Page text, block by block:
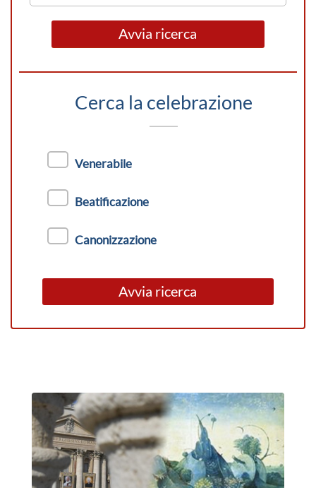
Avvia ricerca
Cerca la celebrazione
Venerabile
Beatificazione
Canonizzazione
Avvia ricerca